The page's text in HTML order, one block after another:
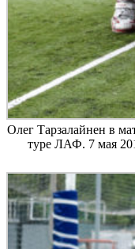
Олег Тарзалайнен в
туре ЛАФ. 7 мая